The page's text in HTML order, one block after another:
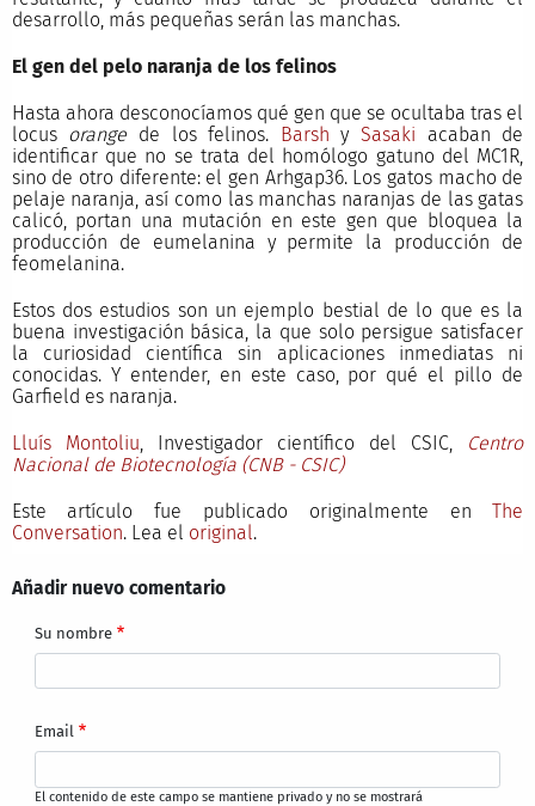
desarrollo, más pequeñas serán las manchas.
El gen del pelo naranja de los felinos
Hasta ahora desconocíamos qué gen que se ocultaba tras el
locus orange de los felinos. Barsh ySasaki acaban de
identificar que no se trata del homólogo gatuno del MC1R,
sino de otro diferente: el gen Arhgap36. Los gatos macho de
pelaje naranja, así como las manchas naranjas de las gatas
calicó, portan una mutación en este gen que bloquea la
producción de eumelanina y permite la producción de
feomelanina.
Estos dos estudios son un ejemplo bestial de lo que es la
buena investigación básica, la que solo persigue satisfacer
la curiosidad científica sin aplicaciones inmediatas ni
conocidas. Y entender, en este caso, por qué el pillo de
Garfield es naranja.
Lluís Montoliu, Investigador científico del CSIC, Centro
Nacional de Biotecnología (CNB - CSIC)
Este artículo fue publicado originalmente enThe
Conversation. Lea el original.
Añadir nuevo comentario
Su nombre
Email
El contenido de este campo se mantiene privado y no se mostrará